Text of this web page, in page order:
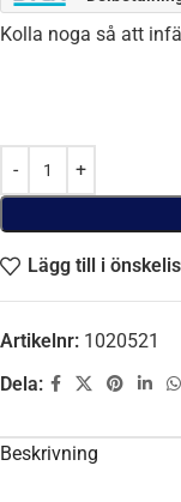
Kolla noga så att
Lägg till i
Artikelnr: 1020521
Dela:
Beskrivning